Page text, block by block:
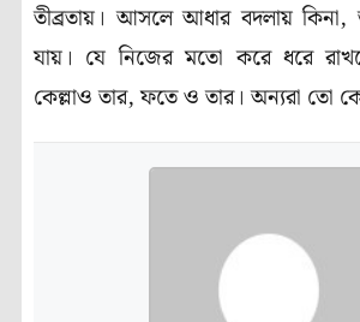
তীব্রতায়। আসলে আধার বদলায় কিনা,
যায়। যে নিজের মতো করে ধরে
কেল্লাও তার, ফতে ও তার। অন্যরা তো